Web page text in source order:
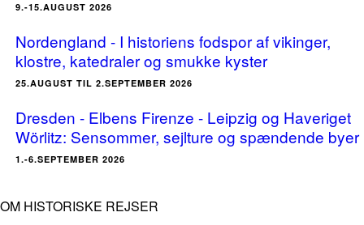
9.-15.AUGUST 2026
Nordengland - I historiens fodspor af vikinger,
klostre, katedraler og smukke kyster
25.AUGUST TIL 2.SEPTEMBER 2026
Dresden - Elbens Firenze - Leipzig og Haveriget
Wörlitz: Sensommer, sejlture og spændende byer
1.-6.SEPTEMBER 2026
OM HISTORISKE REJSER